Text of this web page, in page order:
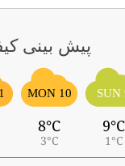
پیش بینی
SUN
9°C
1°C
MON 10
8°C
3°C